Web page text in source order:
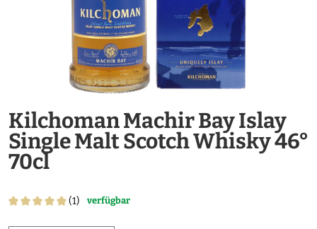
Kilchoman Machir Bay Islay
Single Malt Scotch Whisky 46°
70cl
(1) verfügbar